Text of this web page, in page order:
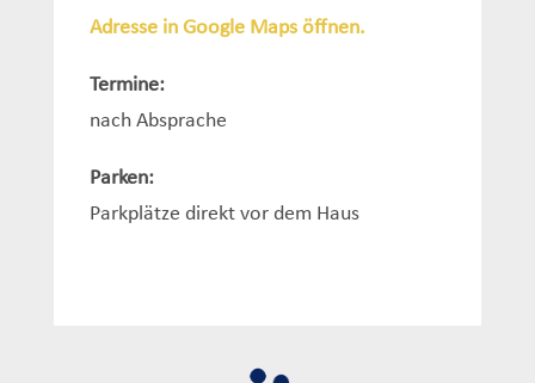
Adresse in Google Maps öffnen.
Termine:
nach Absprache
Parken:
Parkplätze direkt vor dem Haus